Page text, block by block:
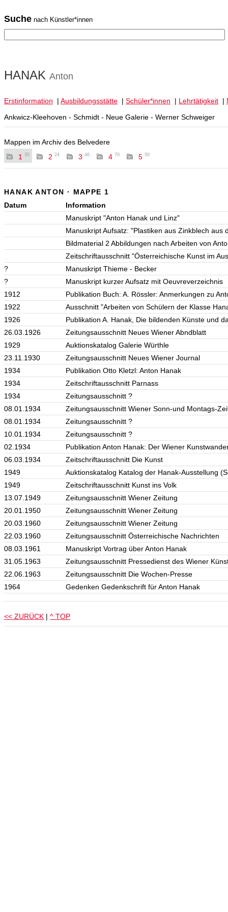
Suche nach Künstler*innen
HANAK Anton
Erstinformation | Ausbildungsstätte | Schüler*innen | Lehrtätigkeit |
Ankwicz-Kleehoven - Schmidt - Neue Galerie - Werner Schweiger
Mappen im Archiv des Belvedere
1
30 2 24 3 46 4 70 5 50
HANAK ANTON · MAPPE 1
Datum
Information
Manuskript "Anton Hanak und Linz"
Manuskript Aufsatz: "Plastiken aus Zinkblech aus
Bildmaterial 2 Abbildungen nach Arbeiten von
Zeitschriftausschnitt "Österreichische Kunst im
?
Manuskript Thieme - Becker
?
Manuskript kurzer Aufsatz mit Oeuvreverzeichnis
1912
Publikation Buch: A. Rössler: Anmerkungen zu
1922
Ausschnitt "Arbeiten von Schülern der Klasse
1926
Publikation A. Hanak, Die bildenden Künste und
26.03.1926
Zeitungsausschnitt Neues Wiener Abndblatt
1929
Auktionskatalog Galerie Würthle
23.11.1930
Zeitungsausschnitt Neues Wiener Journal
1934
Publikation Otto Kletzl: Anton Hanak
1934
Zeitschriftausschnitt Parnass
1934
Zeitungsausschnitt ?
08.01.1934
Zeitungsausschnitt Wiener Sonn-und Montags-
08.01.1934
Zeitungsausschnitt ?
10.01.1934
Zeitungsausschnitt ?
02.1934
Publikation Anton Hanak: Der Wiener
06.03.1934
Zeitschriftausschnitt Die Kunst
1949
Auktionskatalog Katalog der Hanak-Ausstellung
1949
Zeitschriftausschnitt Kunst ins Volk
13.07.1949
Zeitungsausschnitt Wiener Zeitung
20.01.1950
Zeitungsausschnitt Wiener Zeitung
20.03.1960
Zeitungsausschnitt Wiener Zeitung
22.03.1960
Zeitungsausschnitt Österreichische Nachrichten
08.03.1961
Manuskript Vortrag über Anton Hanak
31.05.1963
Zeitungsausschnitt Pressedienst des Wiener
22.06.1963
Zeitungsausschnitt Die Wochen-Presse
1964
Gedenken Gedenkschrift für Anton Hanak
<< ZURÜCK | ^ TOP